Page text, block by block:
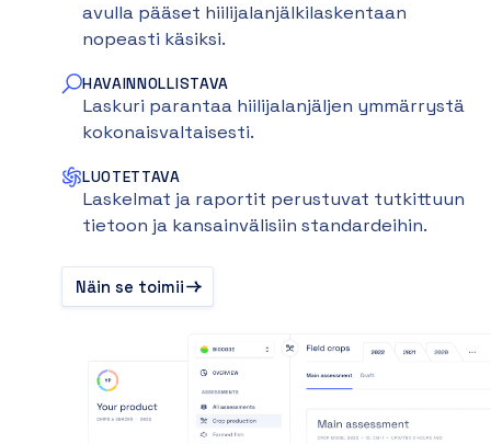
avulla pääset hiilijalanjälkilaskentaan
nopeasti käsiksi.
HAVAINNOLLISTAVA
Laskuri parantaa hiilijalanjäljen ymmärrystä
kokonaisvaltaisesti.
LUOTETTAVA
Laskelmat ja raportit perustuvat tutkittuun
tietoon ja kansainvälisiin standardeihin.
Näin se toimii